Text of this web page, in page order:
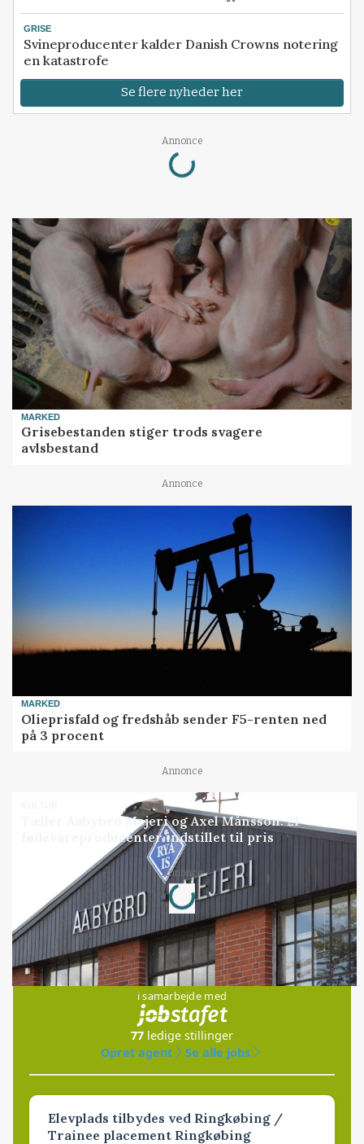
GRISE
Svineproducenter kalder Danish Crowns notering
en katastrofe
Se flere nyheder her
Annonce
Loading...
MARKED
Grisebestanden stiger trods svagere
avlsbestand
Annonce
MARKED
Olieprisfald og fredshåb sender F5-renten ned
på 3 procent
Annonce
Tæller Aabybro Mejeri og Axel Månsson: 21
fødevareproducenter indstillet til pris
Annonce
Loading...
Jobs
i samarbejde med
77 ledige stillinger
Opret agent
Se alle jobs
Elevplads tilbydes ved Ringkøbing /
Trainee placement Ringkøbing